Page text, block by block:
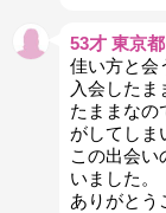
53才 東京都
佳い方と会
入会した
たままなの
がしてしま
この出会い
いました。
ありがとう